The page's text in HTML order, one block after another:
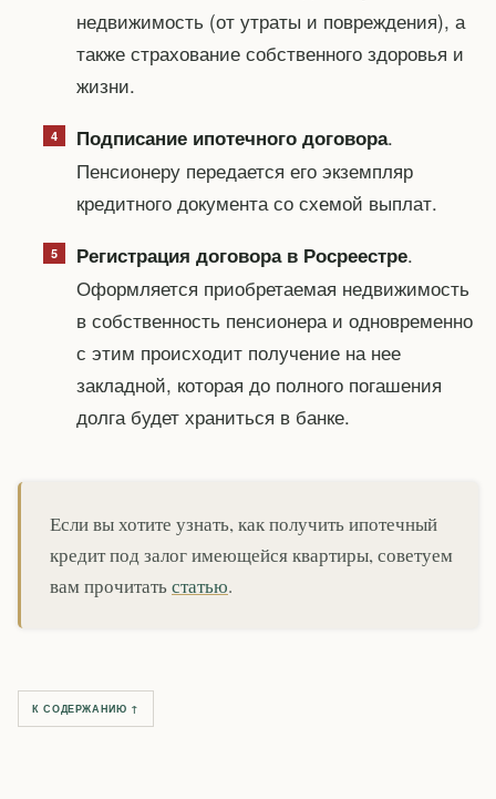
недвижимость (от утраты и повреждения), а
также страхование собственного здоровья и
жизни.
Подписание ипотечного договора.
Пенсионеру передается его экземпляр
кредитного документа со схемой выплат.
Регистрация договора в Росреестре.
Оформляется приобретаемая недвижимость
в собственность пенсионера и одновременно
с этим происходит получение на нее
закладной, которая до полного погашения
долга будет храниться в банке.
Если вы хотите узнать, как получить ипотечный
кредит под залог имеющейся квартиры, советуем
вам прочитатьстатью.
К СОДЕРЖАНИЮ ↑